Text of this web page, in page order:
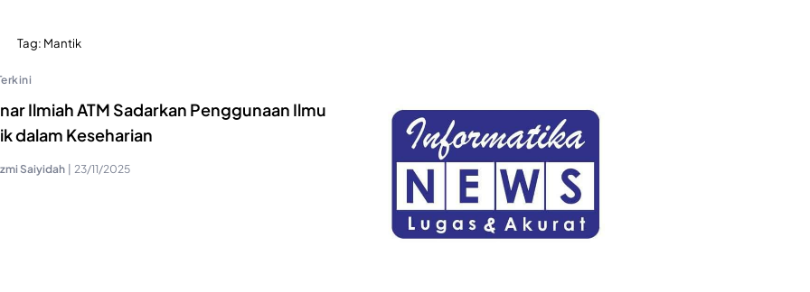
Tag: Mantik
Ilmiah ATM Sadarkan Penggunaan Ilmu
dalam Keseharian
Saiyidah 23/11/2025